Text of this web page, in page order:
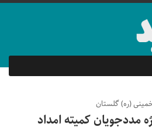
(ره) گلستان
مددجویان کمیته امداد